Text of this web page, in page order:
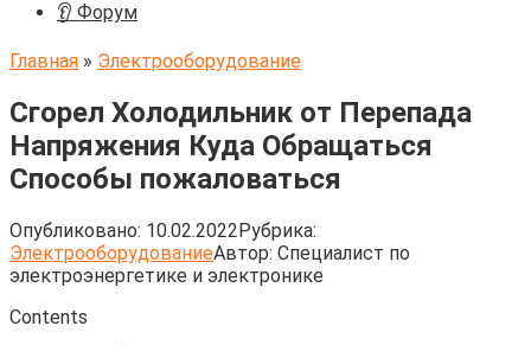
👂 Форум
Главная » Электрооборудование
Сгорел Холодильник от Перепада
Напряжения Куда Обращаться
Способы пожаловаться
Опубликовано: 10.02.2022Рубрика:
ЭлектрооборудованиеАвтор: Cпециалист по
электроэнергетике и электронике
Contents